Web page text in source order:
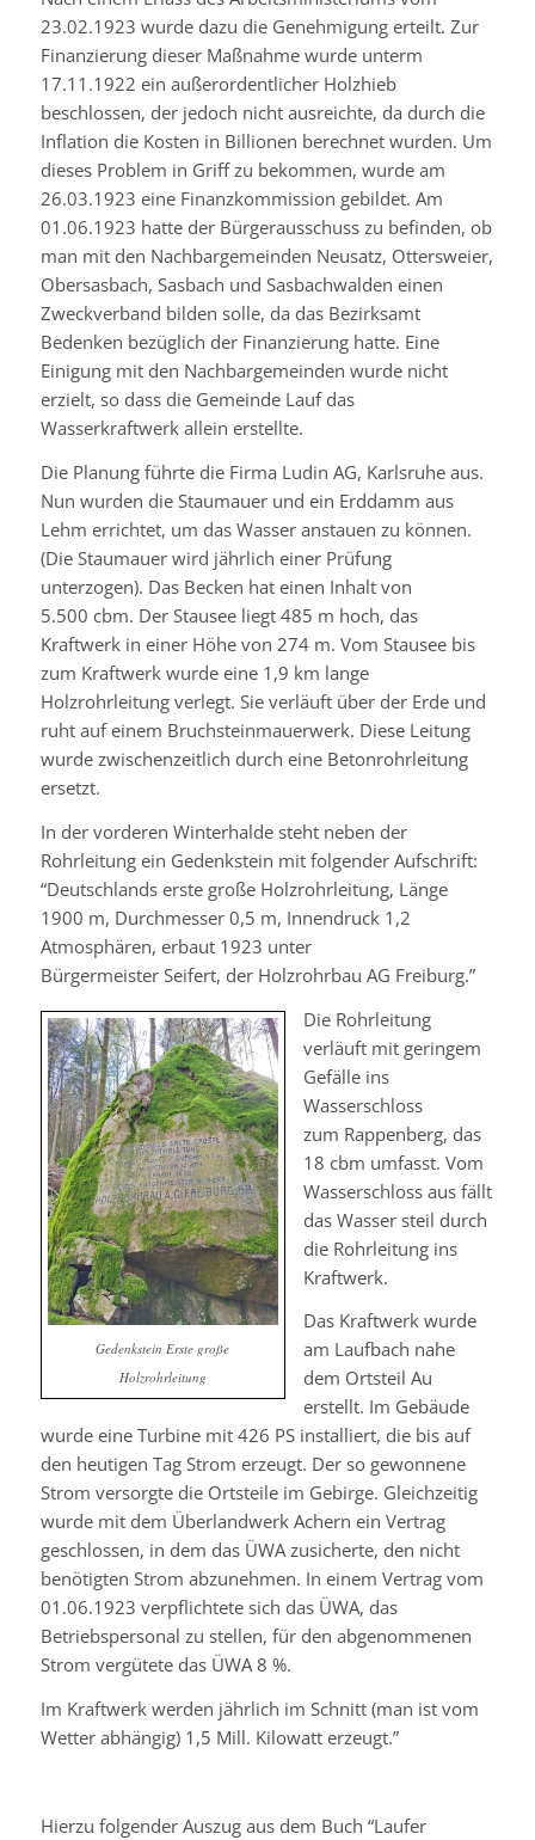
23.02.1923 wurde dazu die Genehmigung erteilt. Zur
Finanzierung dieser Maßnahme wurde unterm
17.11.1922 ein außerordentlicher Holzhieb
beschlossen, der jedoch nicht ausreichte, da durch die
Inflation die Kosten in Billionen berechnet wurden. Um
dieses Problem in Griff zu bekommen, wurde am
26.03.1923 eine Finanzkommission gebildet. Am
01.06.1923 hatte der Bürgerausschuss zu befinden, ob
man mit den Nachbargemeinden Neusatz, Ottersweier,
Obersasbach, Sasbach und Sasbachwalden einen
Zweckverband bilden solle, da das Bezirksamt
Bedenken bezüglich der Finanzierung hatte. Eine
Einigung mit den Nachbargemeinden wurde nicht
erzielt, so dass die Gemeinde Lauf das
Wasserkraftwerk allein erstellte.
Die Planung führte die Firma Ludin AG, Karlsruhe aus.
Nun wurden die Staumauer und ein Erddamm aus
Lehm errichtet, um das Wasser anstauen zu können.
(Die Staumauer wird jährlich einer Prüfung
unterzogen). Das Becken hat einen Inhalt von
5.500 cbm. Der Stausee liegt 485 m hoch, das
Kraftwerk in einer Höhe von 274 m. Vom Stausee bis
zum Kraftwerk wurde eine 1,9 km lange
Holzrohrleitung verlegt. Sie verläuft über der Erde und
ruht auf einem Bruchsteinmauerwerk. Diese Leitung
wurde zwischenzeitlich durch eine Betonrohrleitung
ersetzt.
In der vorderen Winterhalde steht neben der
Rohrleitung ein Gedenkstein mit folgender Aufschrift:
“Deutschlands erste große Holzrohrleitung, Länge
1900 m, Durchmesser 0,5 m, Innendruck 1,2
Atmosphären, erbaut 1923 unter
Bürgermeister Seifert, der Holzrohrbau AG Freiburg.”
Gedenkstein Erste große
Holzrohrleitung
Die Rohrleitung
verläuft mit geringem
Gefälle ins
Wasserschloss
zum Rappenberg, das
18 cbm umfasst. Vom
Wasserschloss aus fällt
das Wasser steil durch
die Rohrleitung ins
Kraftwerk.
Das Kraftwerk wurde
am Laufbach nahe
dem Ortsteil Au
erstellt. Im Gebäude
wurde eine Turbine mit 426 PS installiert, die bis auf
den heutigen Tag Strom erzeugt. Der so gewonnene
Strom versorgte die Ortsteile im Gebirge. Gleichzeitig
wurde mit dem Überlandwerk Achern ein Vertrag
geschlossen, in dem das ÜWAzusicherte, den nicht
benötigten Strom abzunehmen. In einem Vertrag vom
01.06.1923 verpflichtete sich das ÜWA, das
Betriebspersonal zu stellen, für den abgenommenen
Strom vergütete das ÜWA8 %.
Im Kraftwerk werden jährlich im Schnitt (man ist vom
Wetter abhängig) 1,5 Mill. Kilowatt erzeugt.”
Hierzu folgender Auszug aus dem Buch “Laufer